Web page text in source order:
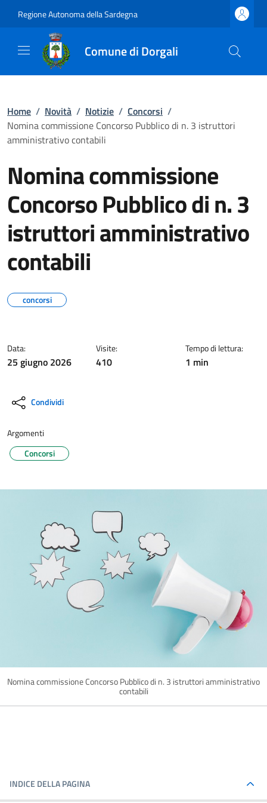
Regione Autonoma della Sardegna
Comune di Dorgali
Home / Novità / Notizie / Concorsi /
Nomina commissione Concorso Pubblico di n. 3 istruttori
amministrativo contabili
Nomina commissione
Concorso Pubblico di n. 3
istruttori amministrativo
contabili
concorsi
Data:
25 giugno 2026
Visite:
410
Tempo di lettura:
1 min
Condividi
Argomenti
Concorsi
Nomina commissione Concorso Pubblico di n. 3 istruttori amministrativo
contabili
INDICE DELLA PAGINA